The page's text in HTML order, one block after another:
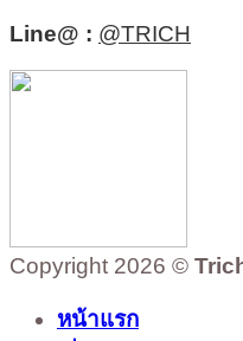
Line@ : @TRICH
Copyright 2026 ©
หน้าแรก